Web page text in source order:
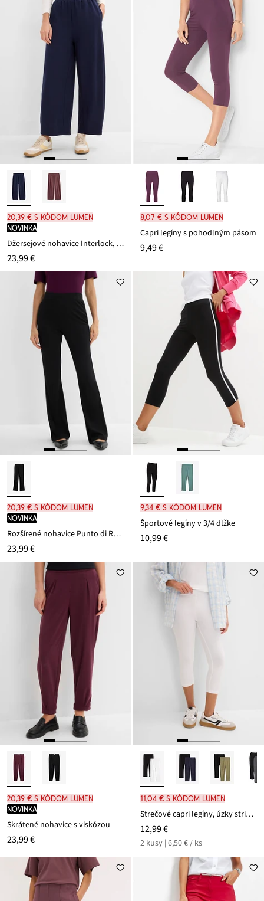
20,39 € s kódom LUMEN
novinka
Džersejové nohavice Interlock, bavlna
23,99 €
8,07 € s kódom LUMEN
Capri legíny s pohodlným pásom
9,49 €
20,39 € s kódom LUMEN
novinka
Rozšírené nohavice Punto di Roma
23,99 €
9,34 € s kódom LUMEN
Športové legíny v 3/4 dĺžke
10,99 €
20,39 € s kódom LUMEN
novinka
Skrátené nohavice s viskózou
23,99 €
11,04 € s kódom LUMEN
Strečové capri legíny, úzky strih (2 ks)
12,99 €
2 kusy | 6,50 € / ks